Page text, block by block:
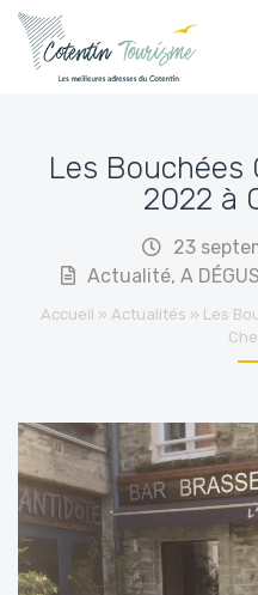
Les Bouchées
2022 à
23
Actualité, A
Accueil » Actualités » Les